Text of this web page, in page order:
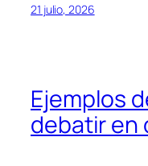
21 julio, 2026
Ejemplos
debatir en